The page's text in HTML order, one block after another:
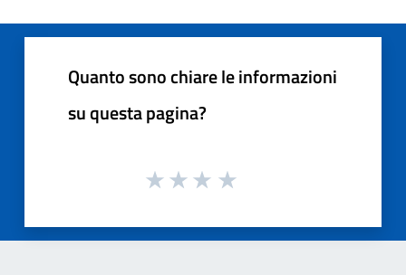
Quanto sono chiare le informazioni
su questa pagina?